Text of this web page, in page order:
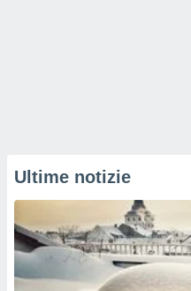
Ultime notizie